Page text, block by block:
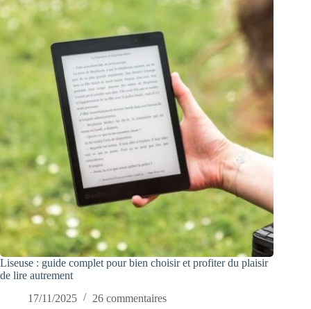
Liseuse : guide complet pour bien choisir et profiter du plaisir
de lire autrement
17/11/2025
26 commentaires